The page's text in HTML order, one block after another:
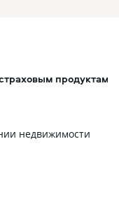
продуктам
недвижимости